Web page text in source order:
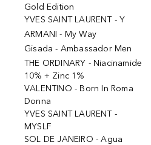
Gold Edition
YVES SAINT LAURENT - Y
ARMANI - My Way
Gisada - Ambassador Men
THE ORDINARY - Niacinamide
10% + Zinc 1%
VALENTINO - Born In Roma
Donna
YVES SAINT LAURENT -
MYSLF
SOL DE JANEIRO - Agua